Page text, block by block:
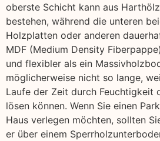
oberste Schicht kann aus
bestehen, während die unteren
Holzplatten oder anderen
MDF (Medium Density
und flexibler als ein
möglicherweise nicht so lange,
Laufe der Zeit durch Feuchtigkeit
lösen können. Wenn Sie einen
Haus verlegen möchten, sollten
er über einem